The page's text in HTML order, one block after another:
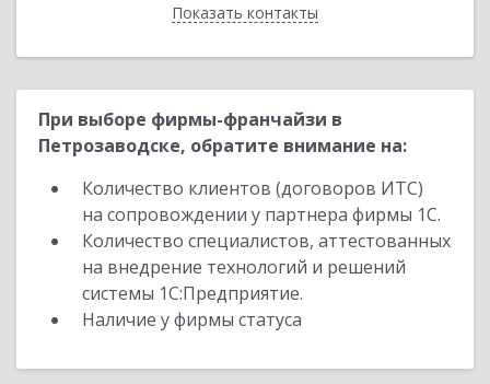
Показать контакты
Назад
При выборе фирмы-франчайзи в
Петрозаводске, обратите внимание на:
Количество клиентов (договоров ИТС)
на сопровождении у партнера фирмы 1С.
Количество специалистов, аттестованных
на внедрение технологий и решений
системы 1С:Предприятие.
Наличие у фирмы статуса